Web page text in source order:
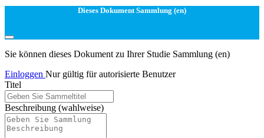
Dieses Dokument Sammlung (en)
Sie können dieses Dokument zu Ihrer Studie Sammlung (en)
Einloggen Nur gültig für autorisierte Benutzer
Titel
Beschreibung (wahlweise)